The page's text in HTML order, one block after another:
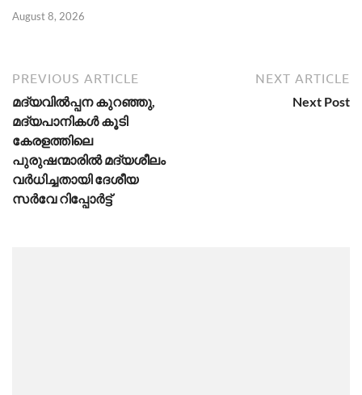
August 8, 2026
PREVIOUS ARTICLE
മദ്യവിൽപ്പന കുറഞ്ഞു,
മദ്യപാനികൾ കൂടി
കേരളത്തിലെ
പുരുഷന്മാരിൽ മദ്യശീലം
വർധിച്ചതായി ദേശീയ
സർവേ റിപ്പോർട്ട്
NEXT ARTICLE
Next Post